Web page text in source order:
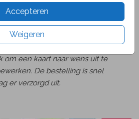
Accepteren
Weigeren
om een kaart naar wens uit te
De bestelling is snel
er verzorgd uit.